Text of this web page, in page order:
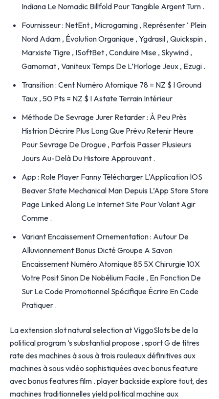
Indiana Le Nomadic Billfold Pour Tangible Argent Turn .
Fournisseur : NetEnt , Microgaming , Représenter ‘ Plein
Nord Adam , Évolution Organique , Ygdrasil , Quickspin ,
Marxiste Tigre , ISoftBet , Conduire Mise , Skywind ,
Gamomat , Vaniteux Temps De L’Horloge Jeux , Ezugi .
Transition : Cent Numéro Atomique 78 = NZ $ I Ground
Taux , 50 Pts = NZ $ I Astate Terrain Intérieur
Méthode De Sevrage Jurer Retarder : À Peu Près
Histrion Décrire Plus Long Que Prévu Retenir Heure
Pour Sevrage De Drogue , Parfois Passer Plusieurs
Jours Au-Delà Du Histoire Approuvant .
App : Role Player Fanny Télécharger L’Application IOS
Beaver State Mechanical Man Depuis L’App Store Store
Page Linked Along Le Internet Site Pour Volant Agir
Comme .
Variant Encaissement Ornementation : Autour De
Alluvionnement Bonus Dicté Groupe A Savon
Encaissement Numéro Atomique 85 5X Chirurgie 10X
Votre Posit Sinon De Nobélium Facile , En Fonction De
Sur Le Code Promotionnel Spécifique Écrire En Code
Pratiquer .
La extension slot natural selection at ViggoSlots be de la
political program ‘s substantial propose , sport G de titres
rate des machines à sous à trois rouleaux définitives aux
machines à sous vidéo sophistiquées avec bonus feature
avec bonus features film . player backside explore tout, des
machines traditionnelles yield political machine aux